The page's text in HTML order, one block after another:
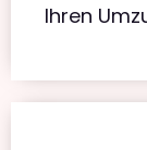
Ihren